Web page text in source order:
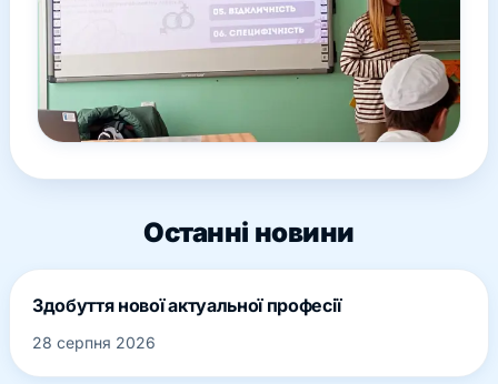
Останні новини
Здобуття нової актуальної професії
28 серпня 2026